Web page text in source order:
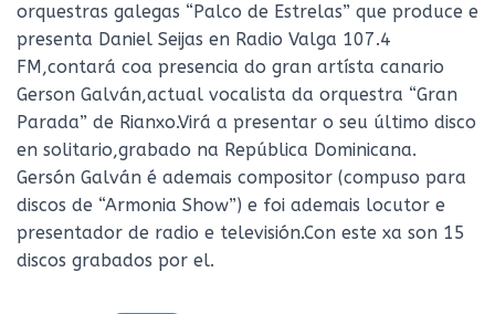
orquestras galegas “Palco de Estrelas” que produce e
presenta Daniel Seijas en Radio Valga 107.4
FM,contará coa presencia do gran artísta canario
Gerson Galván,actual vocalista da orquestra “Gran
Parada” de Rianxo.Virá a presentar o seu último disco
en solitario,grabado na República Dominicana.
Gersón Galván é ademais compositor (compuso para
discos de “Armonia Show”) e foi ademais locutor e
presentador de radio e televisión.Con este xa son 15
discos grabados por el.